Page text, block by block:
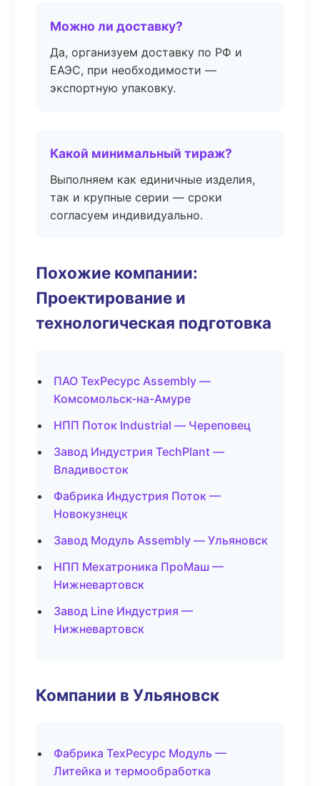
Можно ли доставку?
Да, организуем доставку по РФ и
ЕАЭС, при необходимости —
экспортную упаковку.
Какой минимальный тираж?
Выполняем как единичные изделия,
так и крупные серии — сроки
согласуем индивидуально.
Похожие компании:
Проектирование и
технологическая подготовка
ПАО ТехРесурс Assembly —
Комсомольск-на-Амуре
НПП Поток Industrial — Череповец
Завод Индустрия TechPlant —
Владивосток
Фабрика Индустрия Поток —
Новокузнецк
Завод Модуль Assembly — Ульяновск
НПП Мехатроника ПроМаш —
Нижневартовск
Завод Line Индустрия —
Нижневартовск
Компании в Ульяновск
Фабрика ТехРесурс Модуль —
Литейка и термообработка